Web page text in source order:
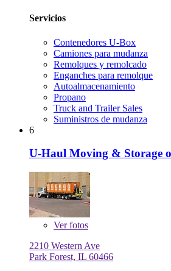
Servicios
Contenedores U-Box
Camiones para mudanza
Remolques y remolcado
Enganches para remolque
Autoalmacenamiento
Propano
Truck and Trailer Sales
Suministros de mudanza
6
U-Haul Moving & Storage
Verfotos
2210 Western Ave
Park Forest, IL 60466